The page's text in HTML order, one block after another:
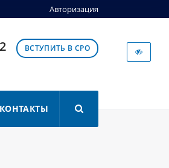
Авторизация
ВСТУПИТЬ В СРО
КОНТАКТЫ